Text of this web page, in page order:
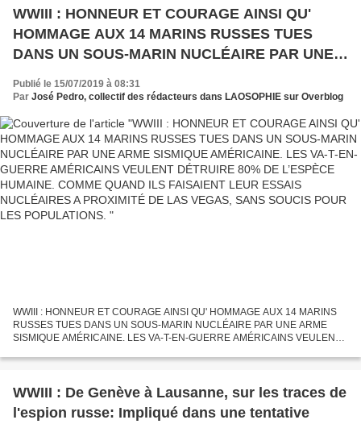
WWIII : HONNEUR ET COURAGE AINSI QU'
HOMMAGE AUX 14 MARINS RUSSES TUES
DANS UN SOUS-MARIN NUCLÉAIRE PAR UNE
GUERRE AMÉRICAINS VEULENT DÉTRUIRE
ILS FAISAIENT LEUR ESSAIS NUCLÉAIRES A
PROXIMITÉ DE LAS VEGAS, SANS SOUCIS
POUR LES POPULATIONS.
Publié le 15/07/2019 à 08:31
Par José Pedro, collectif des rédacteurs dans LAOSOPHIE sur Overblog
WWIII : HONNEUR ET COURAGE AINSI QU' HOMMAGE AUX 14 MARINS
RUSSES TUES DANS UN SOUS-MARIN NUCLÉAIRE PAR UNE ARME
SISMIQUE AMÉRICAINE. LES VA-T-EN-GUERRE AMÉRICAINS VEULENT
LEUR ESSAIS NUCLÉAIRES...
WWIII : De Genève à Lausanne, sur les traces de
l'espion russe: Impliqué dans une tentative